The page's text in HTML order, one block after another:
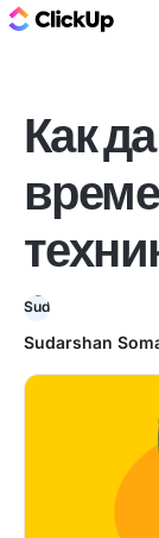
Как
Sudarshan